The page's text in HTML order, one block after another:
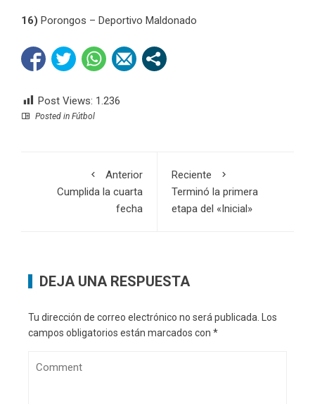
16) Porongos – Deportivo Maldonado
Post Views: 1.236
Posted in Fútbol
Anterior
Cumplida la cuarta
fecha
Reciente
Terminó la primera
etapa del «Inicial»
DEJA UNA RESPUESTA
Tu dirección de correo electrónico no será publicada. Los
campos obligatorios están marcados con *